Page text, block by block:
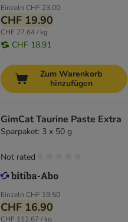
Einzeln CHF 23.00
CHF 19.90
CHF 27.64 / kg
CHF 18.91
Zum Warenkorb
hinzufügen
GimCat Taurine Paste Extra
Sparpaket: 3 x 50 g
Einzeln CHF 19.50
CHF 16.90
CHF 112.67 / kg
Not rated